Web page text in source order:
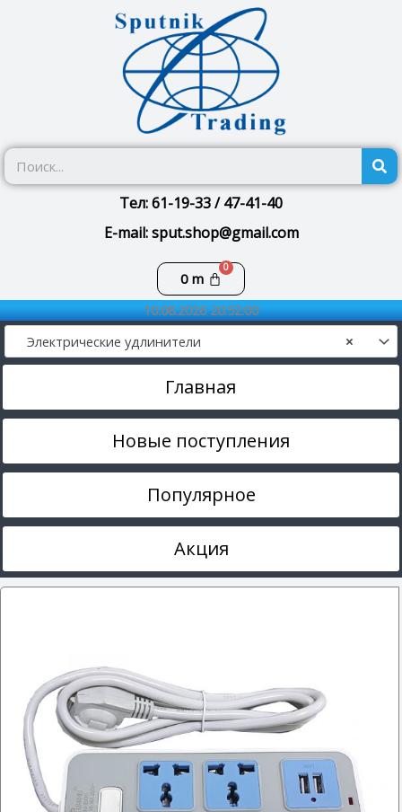
Тел: 61-19-33 / 47-41-40
E-mail: sput.shop@gmail.com
0m
Корзина
10.08.2026 20:52:00
×
Электрические удлинители
Главная
Новые поступления
Популярное
Акция